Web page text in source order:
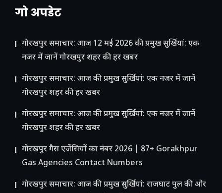
गो अपडेट
गोरखपुर समाचार: आज 12 मई 2026 की प्रमुख सुर्खियां: एक
नजर में जानें गोरखपुर शहर की हर खबर
गोरखपुर समाचार: आज की प्रमुख सुर्खियां: एक नजर में जानें
गोरखपुर शहर की हर खबर
गोरखपुर समाचार: आज की प्रमुख सुर्खियां: एक नजर में जानें
गोरखपुर शहर की हर खबर
गोरखपुर गैस एजेंसियों का नंबर 2026 | 87+ Gorakhpur
Gas Agencies Contact Numbers
गोरखपुर समाचार: आज की प्रमुख सुर्खियां: राजघाट पुल की ओर